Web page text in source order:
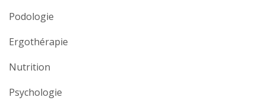
Podologie
Ergothérapie
Nutrition
Psychologie